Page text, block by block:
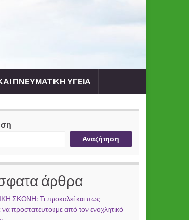
ΠΝΕΥΜΑΤΙΚΗ ΥΓΕΙΑ
Αναζήτηση
άρθρα
ΣΚΟΝΗ: Τι προκαλεί και πως
προστατευτούμε από τον ενοχλητικό